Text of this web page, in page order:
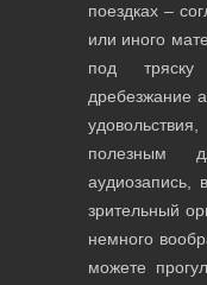
поездках –
или иного
под
дребезжание
полезным
аудиозапись,
зрительный
немного
можете